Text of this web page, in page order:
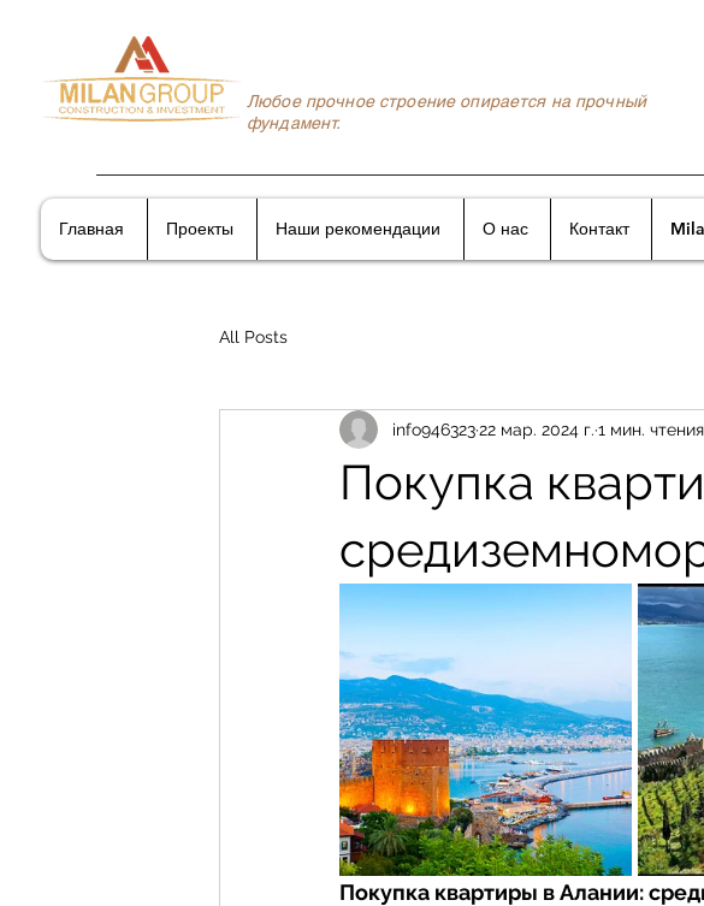
Любое прочное строение опирается на прочный
фундамент.
Главная Проекты Наши рекомендации О нас Контакт
All Posts
Покупка
info94632322 мар. 2024 г. 1 мин. чтения
Покупка квартиры в Алании: